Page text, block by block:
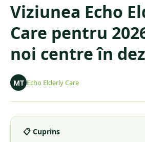
Viziunea Echo
Care pentru
noi centre în
MT Echo Elderly Care
📋 Cuprins